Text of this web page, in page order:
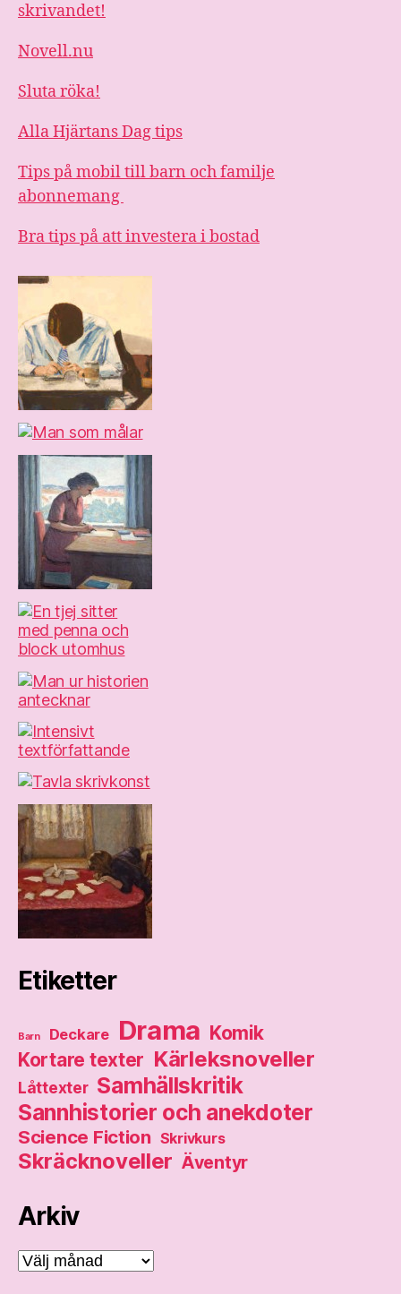
skrivandet!
Novell.nu
Sluta röka!
Alla Hjärtans Dag tips
Tips på mobil till barn och familje
abonnemang
Bra tips på att investera i bostad
Etiketter
Barn Deckare Drama Komik
Kortare texter Kärleksnoveller
Låttexter Samhällskritik
Sannhistorier och anekdoter
Science Fiction Skrivkurs
Skräcknoveller Äventyr
Arkiv
Arkiv